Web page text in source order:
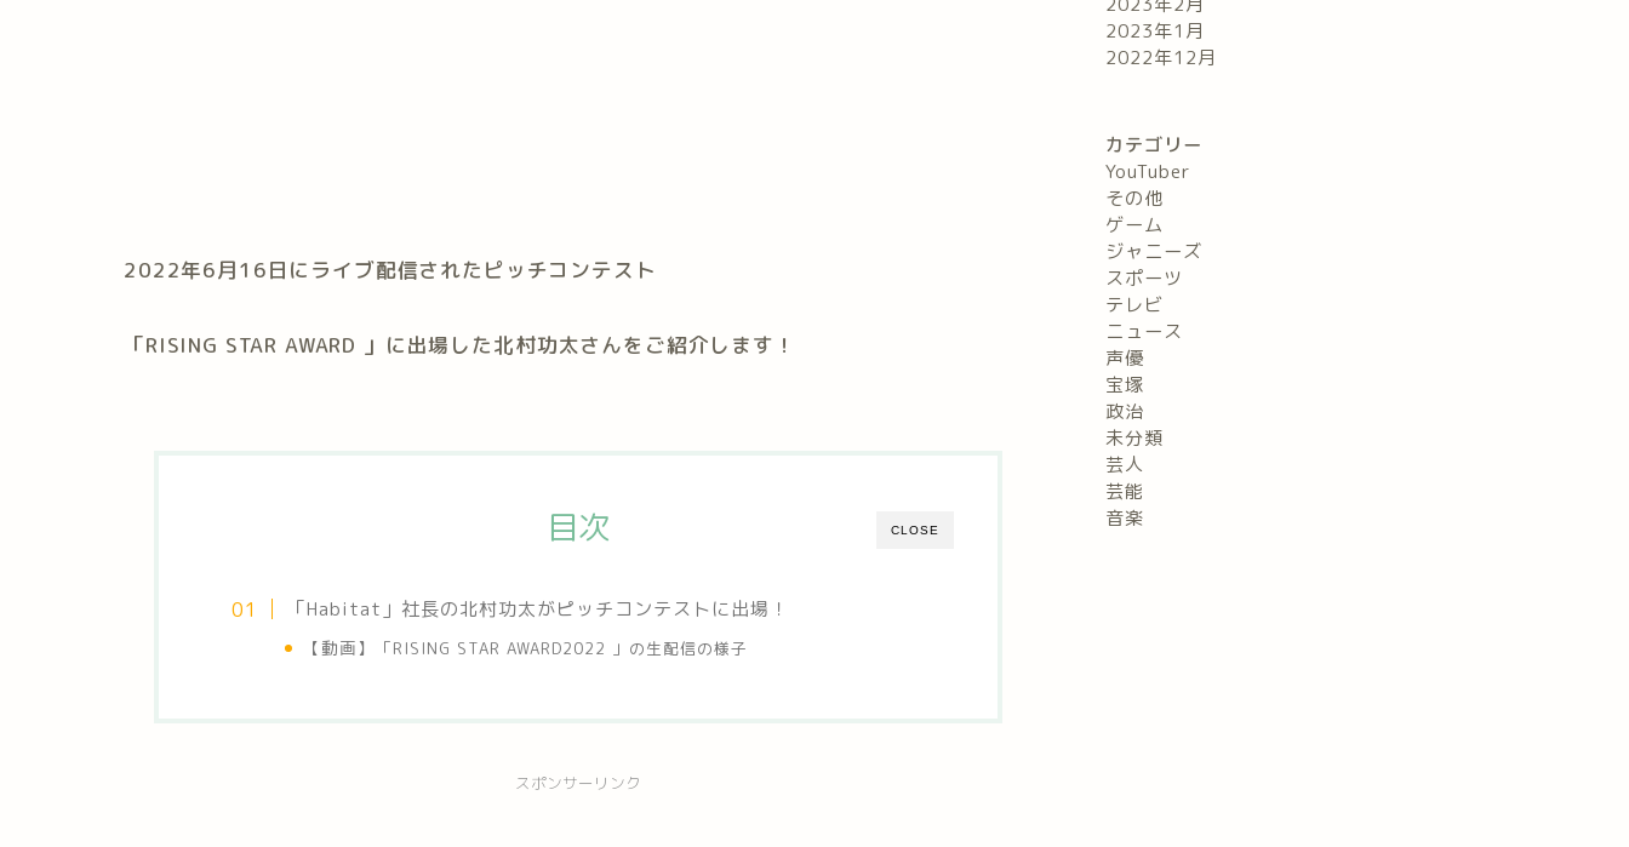
2022年6月16日にライブ配信されたピッチコンテスト
「RISING STAR AWARD 」に出場した北村功太さんをご紹介します！
CLOSE
目次
「Habitat」社長の北村功太がピッチコンテストに出場！
【動画】 「RISING STAR AWARD2022 」の生配信の様子
スポンサーリンク
2023年1月
2022年12月
カテゴリー
YouTuber
その他
ゲーム
ジャニーズ
スポーツ
テレビ
ニュース
声優
宝塚
政治
未分類
芸人
芸能
音楽